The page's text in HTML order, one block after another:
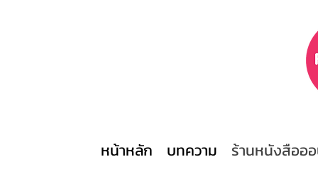
หน้าหลัก บทความ ร้านหนังสืออ